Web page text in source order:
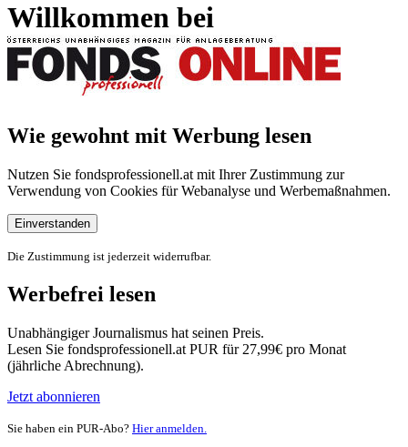
Willkommen bei
Wie gewohnt mit Werbung lesen
Nutzen Sie fondsprofessionell.at mit Ihrer Zustimmung zur
Verwendung von Cookies für Webanalyse und Werbemaßnahmen.
Einverstanden
Die Zustimmung ist jederzeit widerrufbar.
Werbefrei lesen
Unabhängiger Journalismus hat seinen Preis.
Lesen Sie fondsprofessionell.at PUR für 27,99€ pro Monat
(jährliche Abrechnung).
Jetzt abonnieren
Sie haben ein PUR-Abo? Hier anmelden.